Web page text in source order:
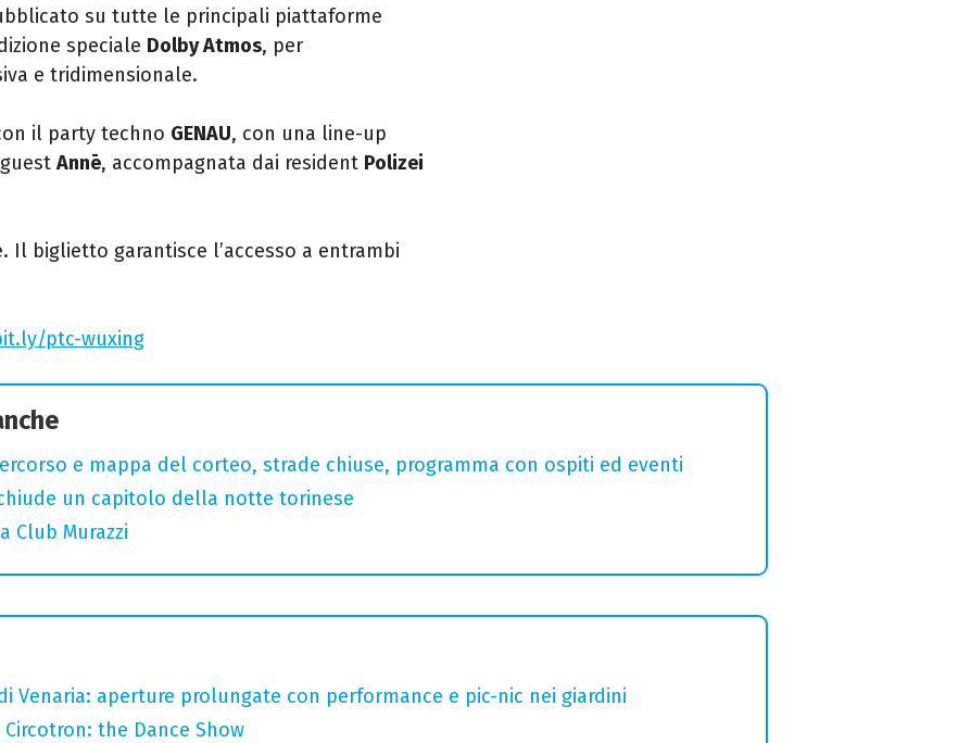
su tutte le principali piattaforme
speciale Dolby Atmos, per
e tridimensionale.
il party techno GENAU, con una line-up
Annē, accompagnata dai resident Polizei
Il biglietto garantisce l’accesso a entrambi
ptc-wuxing
e mappa del corteo, strade chiuse, programma con ospiti ed eventi
un capitolo della notte torinese
Club Murazzi
Venaria: aperture prolungate con performance e pic-nic nei giardini
the Dance Show